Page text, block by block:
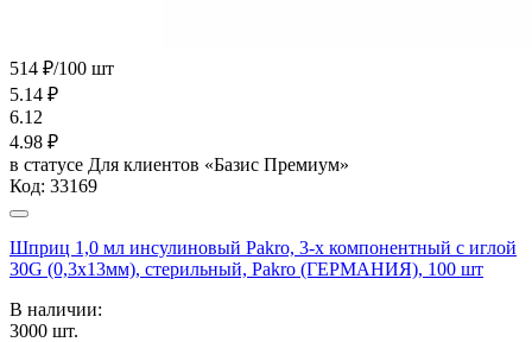
514 ₽/100 шт
5.14 ₽
6.12
4.98 ₽
в статусе Для клиентов «Базис Премиум»
Код: 33169
Шприц 1,0 мл инсулиновый Pakro, 3-х компонентный c иглой
30G (0,3x13мм), стерильный, Pakro (ГЕРМАНИЯ), 100 шт
В наличии:
3000 шт.